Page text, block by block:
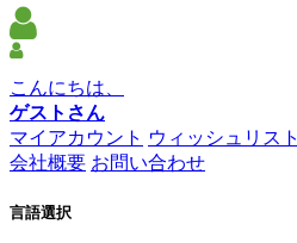
こんにちは、
ゲストさん
マイアカウント ウィッシュリスト
会社概要 お問い合わせ
言語選択